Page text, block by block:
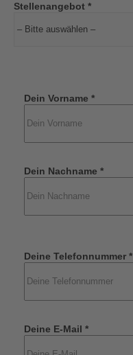
Stellenangebot *
Dein Vorname *
Dein Nachname *
Deine Telefonnummer *
Deine E-Mail *